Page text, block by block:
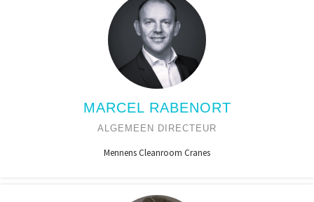
MARCEL RABENORT
ALGEMEEN DIRECTEUR
Mennens Cleanroom Cranes